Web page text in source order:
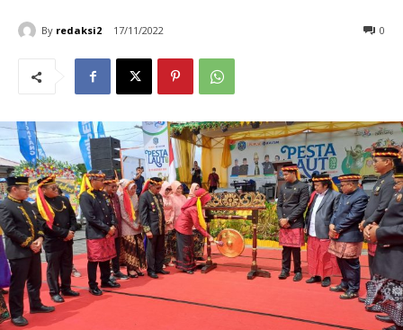
By redaksi2 17/11/2022 0